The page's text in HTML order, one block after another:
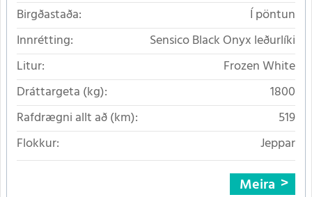
Birgðastaða:
Í pöntun
Innrétting:
Sensico Black Onyx leðurlíki
Litur:
Frozen White
Dráttargeta (kg):
1800
Rafdrægni allt að (km):
519
Flokkur:
Jeppar
Meira